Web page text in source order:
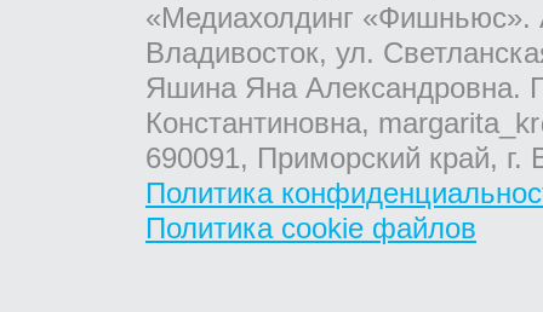
«Медиахолдинг «Фишньюс».
Владивосток, ул.
Яшина Яна Александровна.
Константиновна,
690091, Приморский край,
Политика
Политика cookie файлов